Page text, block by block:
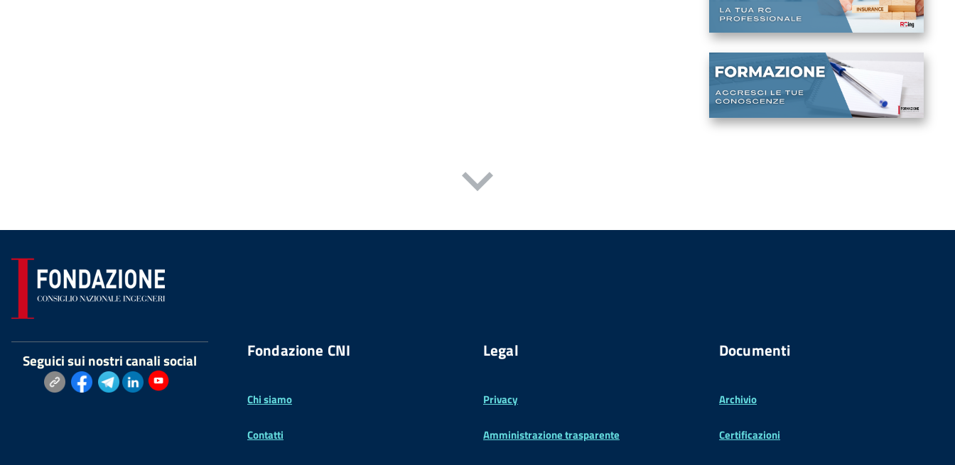
Seguici sui nostri canali social Fondazione CNI
Chi siamo
Contatti
Legal
Privacy
Amministrazione trasparente
Documenti
Archivio
Certificazioni